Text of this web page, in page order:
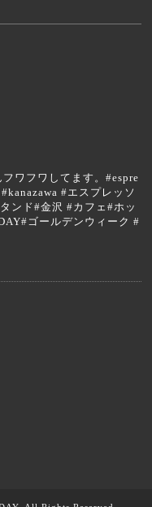
ワフワしてます。#espre
#エスプレッソ
ンド#金沢 #カフェ#ホッ
ゴールデンウィーク #